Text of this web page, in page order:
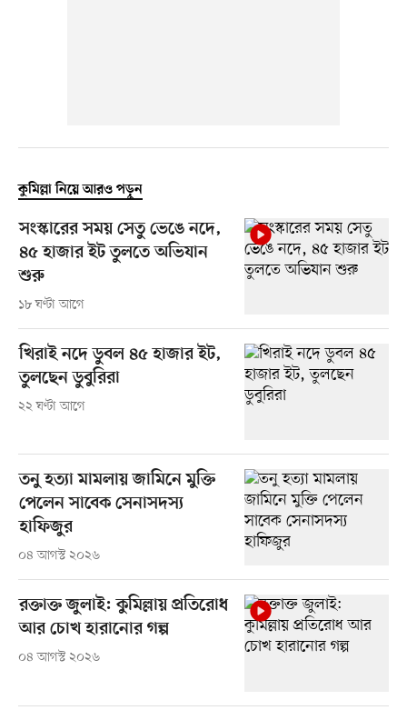
কুমিল্লা নিয়ে আরও পড়ুন
সংস্কারের সময় সেতু ভেঙে নদে,
৪৫ হাজার ইট তুলতে অভিযান
শুরু
১৮ ঘণ্টা আগে
খিরাই নদে ডুবল ৪৫ হাজার ইট,
তুলছেন ডুবুরিরা
২২ ঘণ্টা আগে
তনু হত্যা মামলায় জামিনে মুক্তি
পেলেন সাবেক সেনাসদস্য
হাফিজুর
০৪ আগস্ট ২০২৬
রক্তাক্ত জুলাই: কুমিল্লায় প্রতিরোধ
আর চোখ হারানোর গল্প
০৪ আগস্ট ২০২৬